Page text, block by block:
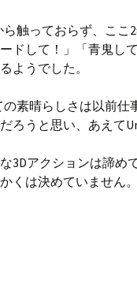
触っておらず、ここ
ドして！」「青鬼し
ようでした。
素晴らしさは以前
ろうと思い、あえて
3Dアクションは諦
くは決めていません。
Unity使ってたけど久